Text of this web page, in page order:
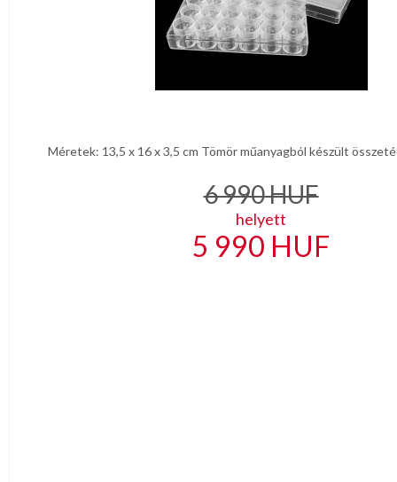
Méretek: 13,5 x 16 x 3,5 cm Tömör műanyagból készült
6 990HUF
helyett
5 990 HUF